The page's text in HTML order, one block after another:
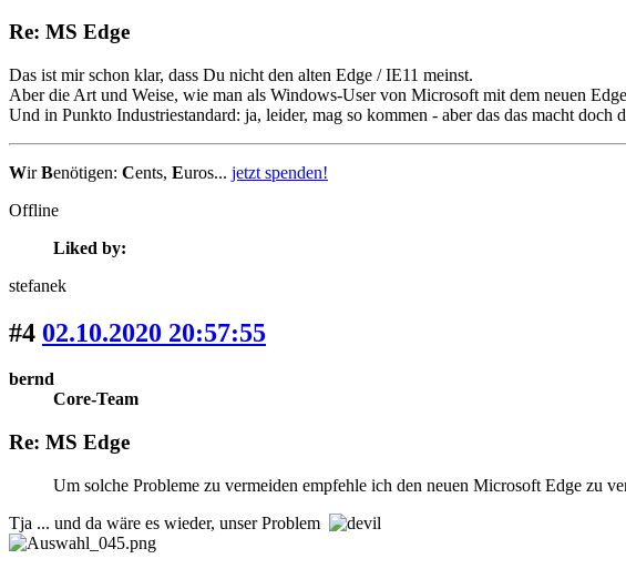
Re: MS Edge
Das ist mir schon klar, dass Du nicht den alten Edge / IE11 meinst.
Aber die Art und Weise, wie man als Windows-User von Microsoft mit dem neuen
Und in Punkto Industriestandard: ja, leider, mag so kommen - aber das das macht
WirBenötigen: Cents, Euros... jetzt spenden!
Offline
Liked by:
stefanek
#4 02.10.2020 20:57:55
bernd
Core-Team
Re: MS Edge
Um solche Probleme zu vermeiden empfehle ich den neuen Microsoft Edge zu
Tja ... und da wäre es wieder, unser Problem